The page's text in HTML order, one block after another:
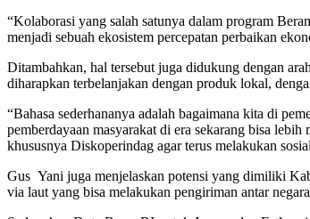
“Kolaborasi yang salah satunya dalam program
menjadi sebuah ekosistem percepatan perbaikan
Ditambahkan, hal tersebut juga didukung dengan
diharapkan terbelanjakan dengan produk lokal,
“Bahasa sederhananya adalah bagaimana kita di
pemberdayaan masyarakat di era sekarang bisa
khususnya Diskoperindag agar terus melakukan
Gus Yani juga menjelaskan potensi yang dimiliki
via laut yang bisa melakukan pengiriman antar